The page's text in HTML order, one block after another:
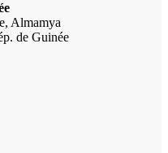
Almamya
de Guinée